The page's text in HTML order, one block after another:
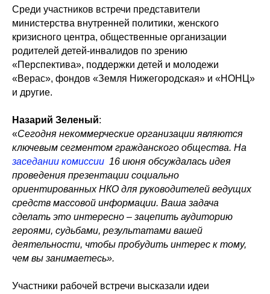
Среди участников встречи представители
министерства внутренней политики, женского
кризисного центра, общественные организации
родителей детей-инвалидов по зрению
«Перспектива», поддержки детей и молодежи
«Верас», фондов «Земля Нижегородская» и «НОНЦ»
и другие.
Назарий Зеленый:
«Сегодня некоммерческие организации являются
ключевым сегментом гражданского общества. На
заседании комиссии 16 июня обсуждалась идея
проведения презентации социально
ориентированных НКО для руководителей ведущих
средств массовой информации. Ваша задача
сделать это интересно – зацепить аудиторию
героями, судьбами, результатами вашей
деятельности, чтобы пробудить интерес к тому,
чем вы занимаетесь».
Участники рабочей встречи высказали идеи